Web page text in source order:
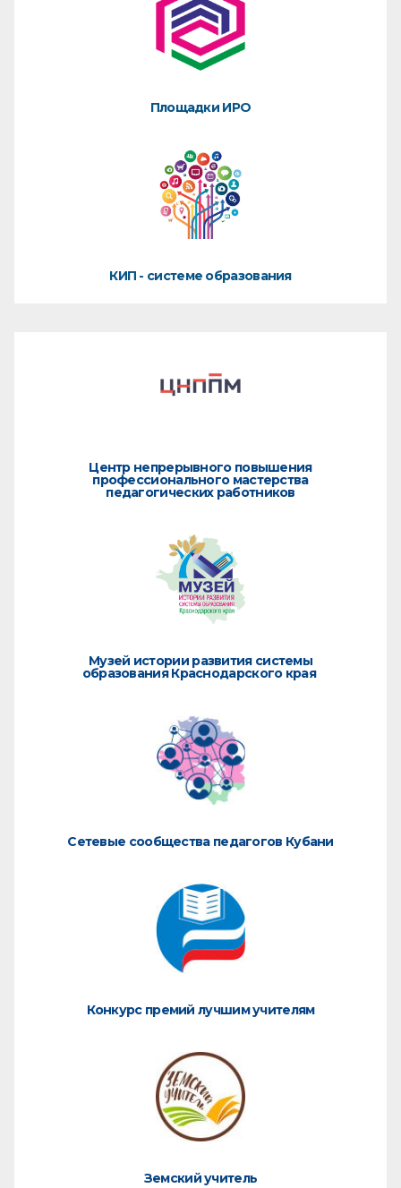
Площадки ИРО
КИП - системе образования
Центр непрерывного повышения
профессионального мастерства
педагогических работников
Музей истории развития системы
образования Краснодарского края
Сетевые сообщества педагогов Кубани
Конкурс премий лучшим учителям
Земский учитель